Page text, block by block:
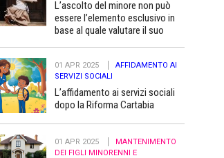
L’ascolto del minore non può
essere l’elemento esclusivo in
base al quale valutare il suo
01 APR 2025
AFFIDAMENTO AI
SERVIZI SOCIALI
L’affidamento ai servizi sociali
dopo la Riforma Cartabia
01 APR 2025
MANTENIMENTO
DEI FIGLI MINORENNI E